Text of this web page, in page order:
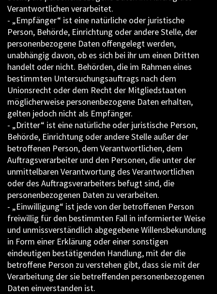
Verantwortlichen verarbeitet.
- „Empfänger“ ist eine natürliche oder juristische
Person, Behörde, Einrichtung oder andere Stelle, der
personenbezogene Daten offengelegt werden,
unabhängig davon, ob es sich bei ihr um einen Dritten
handelt oder nicht. Behörden, die im Rahmen eines
bestimmten Untersuchungsauftrags nach dem
Unionsrecht oder dem Recht der Mitgliedstaaten
möglicherweise personenbezogene Daten erhalten,
gelten jedoch nicht als Empfänger.
- „Dritter“ ist eine natürliche oder juristische Person,
Behörde, Einrichtung oder andere Stelle außer der
betroffenen Person, dem Verantwortlichen, dem
Auftragsverarbeiter und den Personen, die unter der
unmittelbaren Verantwortung des Verantwortlichen
oder des Auftragsverarbeiters befugt sind, die
personenbezogenen Daten zu verarbeiten.
- „Einwilligung“ ist jede von der betroffenen Person
freiwillig für den bestimmten Fall in informierter Weise
und unmissverständlich abgegebene Willensbekundung
in Form einer Erklärung oder einer sonstigen
eindeutigen bestätigenden Handlung, mit der die
betroffene Person zu verstehen gibt, dass sie mit der
Verarbeitung der sie betreffenden personenbezogenen
Daten einverstanden ist.